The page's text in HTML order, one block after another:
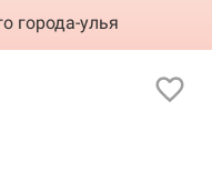
города-улья